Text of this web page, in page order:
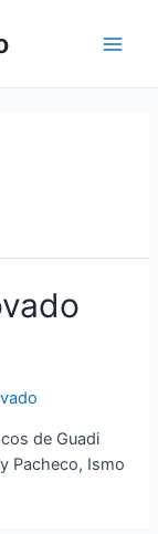
de Guadi
Pacheco, Ismo